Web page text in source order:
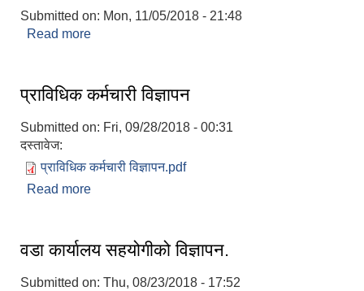
Submitted on: Mon, 11/05/2018 - 21:48
Read more
प्राविधिक कर्मचारी विज्ञापन
Submitted on: Fri, 09/28/2018 - 00:31
दस्तावेज:
प्राविधिक कर्मचारी विज्ञापन.pdf
Read more
वडा कार्यालय सहयोगीको विज्ञापन.
Submitted on: Thu, 08/23/2018 - 17:52